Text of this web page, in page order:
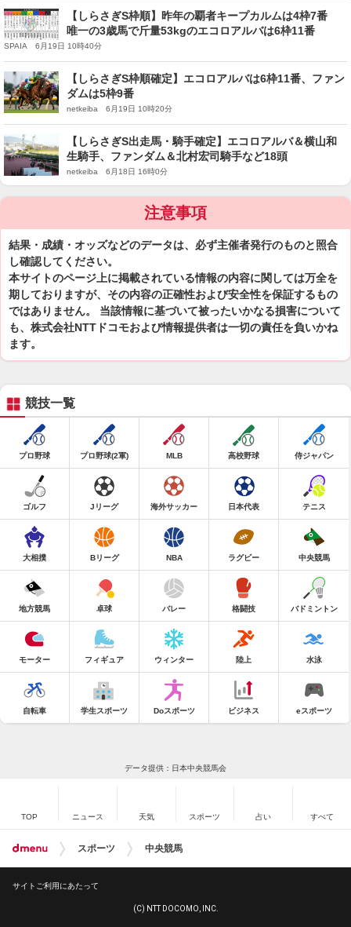
【しらさぎS枠順】昨年の覇者キープカルムは4枠7番
唯一の3歳馬で斤量53kgのエコロアルバは6枠11番
SPAIA 6月19日 10時40分
【しらさぎS枠順確定】エコロアルバは6枠11番、ファン
ダムは5枠9番
netkeiba 6月19日 10時20分
【しらさぎS出走馬・騎手確定】エコロアルバ＆横山和
生騎手、ファンダム＆北村宏司騎手など18頭
netkeiba 6月18日 16時0分
注意事項
結果・成績・オッズなどのデータは、必ず主催者発行のものと照合
し確認してください。
本サイトのページ上に掲載されている情報の内容に関しては万全を
期しておりますが、その内容の正確性および安全性を保証するもの
ではありません。 当該情報に基づいて被ったいかなる損害について
も、株式会社NTTドコモおよび情報提供者は一切の責任を負いかね
ます。
競技一覧
プロ野球 プロ野球(2軍) MLB 高校野球 侍ジャパン
ゴルフ Jリーグ 海外サッカー 日本代表 テニス
大相撲 Bリーグ NBA ラグビー 中央競馬
地方競馬 卓球 バレー 格闘技 バドミントン
モーター フィギュア ウィンター 陸上 水泳
自転車 学生スポーツ Doスポーツ ビジネス eスポーツ
データ提供：日本中央競馬会
TOP ニュース 天気 スポーツ 占い すべて
スポーツ 中央競馬
サイトご利用にあたって
(C) NTT DOCOMO, INC.